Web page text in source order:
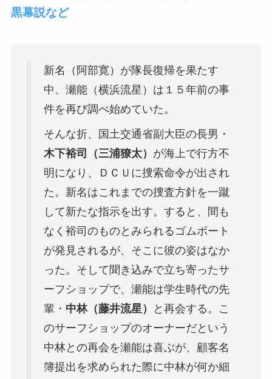
黒幕説など
新名（阿部寛）が隊長復帰を果たす
中、瀬能（横浜流星）は１５年前の事
件を再び調べ始めていた。
そんな折、国土交通省副大臣の長男・
木下裕司（三浦獠太） が海上で行方不
明になり、ＤＣＵに捜索命令が出され
た。新名はこれまでの捜査方針を一蹴
して新たな指示を出す。すると、間も
なく裕司のものとみられるゴムボート
が発見されるが、そこに彼の姿はなか
った。そして聞き込みで立ち寄ったサ
ーフショップで、瀬能は学生時代の先
輩・ 中林（藤井流星）
と再会する。こ
のサーフショップのオーナーだという
中林との再会を瀬能は喜ぶが、顧客名
簿提出を求められた際に中林が何か細